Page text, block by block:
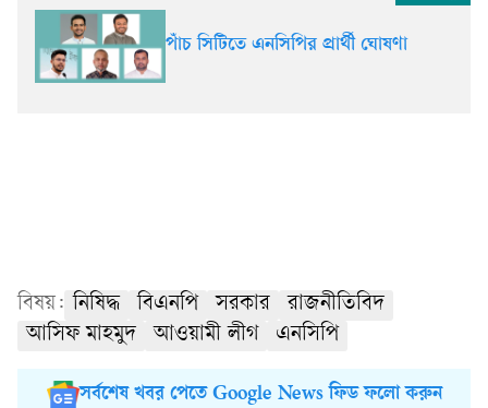
পাঁচ সিটিতে এনসিপির প্রার্থী ঘোষণা
বিষয়: নিষিদ্ধ বিএনপি সরকার
রাজনীতিবিদ
আসিফ মাহমুদ
আওয়ামী লীগ এনসিপি
সর্বশেষ খবর পেতে Google News ফিড ফলো করুন